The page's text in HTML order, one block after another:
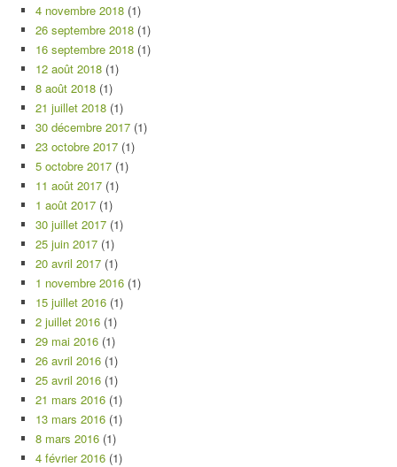
4 novembre 2018 (1)
26 septembre 2018 (1)
16 septembre 2018 (1)
12 août 2018 (1)
8 août 2018 (1)
21 juillet 2018 (1)
30 décembre 2017 (1)
23 octobre 2017 (1)
5 octobre 2017 (1)
11 août 2017 (1)
1 août 2017 (1)
30 juillet 2017 (1)
25 juin 2017 (1)
20 avril 2017 (1)
1 novembre 2016 (1)
15 juillet 2016 (1)
2 juillet 2016 (1)
29 mai 2016 (1)
26 avril 2016 (1)
25 avril 2016 (1)
21 mars 2016 (1)
13 mars 2016 (1)
8 mars 2016 (1)
4 février 2016 (1)